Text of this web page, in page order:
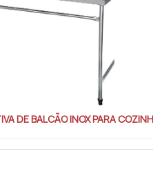
DE BALCÃO INOX PARA